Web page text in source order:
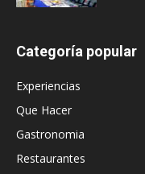
Categoría popular
Experiencias
Que Hacer
Gastronomia
Restaurantes